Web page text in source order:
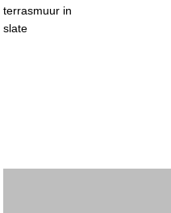
terrasmuur in
slate